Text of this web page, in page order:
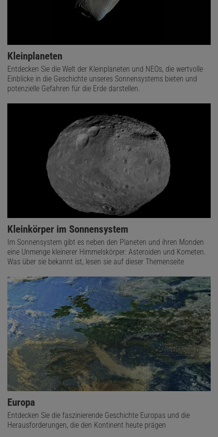
Kleinplaneten
Entdecken Sie die Welt der Kleinplaneten und NEOs, die wertvolle
Einblicke in die Geschichte unseres Sonnensystems bieten und
potenzielle Gefahren für die Erde darstellen.
Kleinkörper im Sonnensystem
Im Sonnensystem gibt es neben den Planeten und ihren Monden
eine Unmenge kleinerer Himmelskörper: Asteroiden und Kometen.
Was über sie bekannt ist, lesen sie auf dieser Themenseite
Europa
Entdecken Sie die faszinierende Geschichte Europas und die
Herausforderungen, die den Kontinent heute prägen